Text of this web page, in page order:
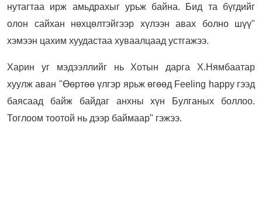
нутагтаа ирж амьдрахыг урьж байна. Бид та бүгдийг
олон сайхан нөхцөлтэйгээр хүлээн авах болно шүү"
хэмээн цахим хуудастаа хуваалцаад устгажээ.
Харин уг мэдээллийг нь Хотын дарга Х.Нямбаатар
хуулж аван "Өөртөө үлгэр ярьж өгөөд Feeling happy гээд
баясаад байж байдаг анхны хүн Булганых боллоо.
Тоглоом тоотой нь дээр баймаар" гэжээ.